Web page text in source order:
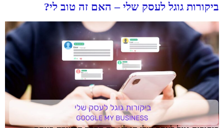
ביקורות גוגל לעסק שלי – האם זה טוב לי?